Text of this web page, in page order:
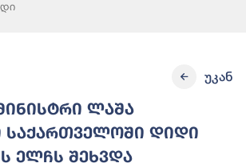
ლაშა
საქართველოში დიდი
ელჩს შეხვდა
უკან